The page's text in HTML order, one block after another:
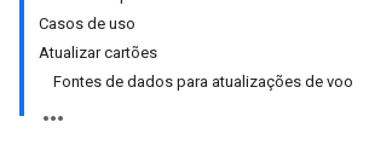
Casos de uso
Atualizar cartões
Fontes de dados para atualizações de voo